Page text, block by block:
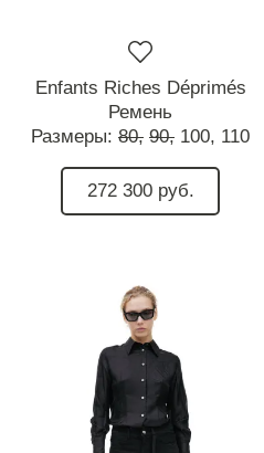
Enfants Riches Déprimés
Ремень
Размеры: 80, 90, 100, 110
272 300 руб.